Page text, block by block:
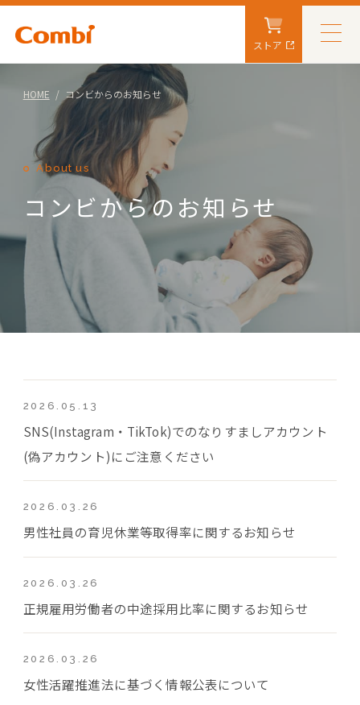
ストア
HOME コンビからのお知らせ
About us
コンビからのお知らせ
2026.05.13
SNS(Instagram・TikTok)でのなりすましアカウント
(偽アカウント)にご注意ください
2026.03.26
男性社員の育児休業等取得率に関するお知らせ
2026.03.26
正規雇用労働者の中途採用比率に関するお知らせ
2026.03.26
女性活躍推進法に基づく情報公表について